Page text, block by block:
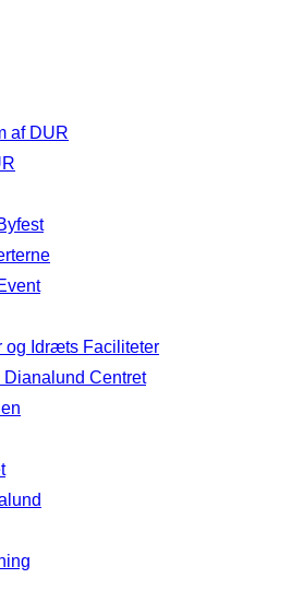
af DUR
og Idræts Faciliteter
Dianalund Centret